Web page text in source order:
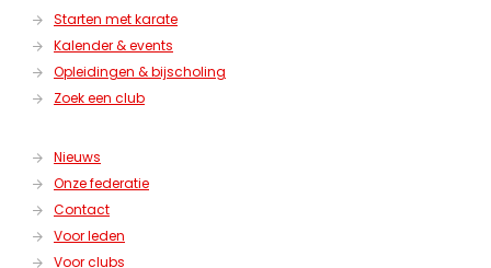
Starten met karate
Kalender & events
Opleidingen & bijscholing
Zoek een club
Nieuws
Onze federatie
Contact
Voor leden
Voor clubs